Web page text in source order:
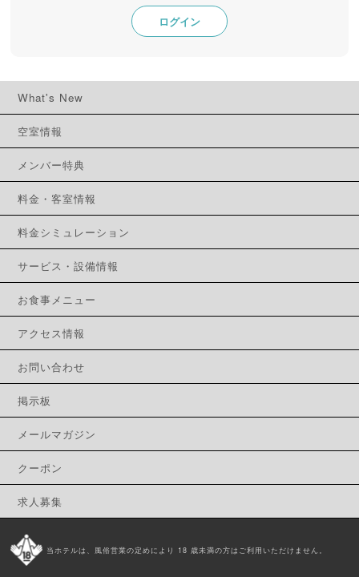
What's New
空室情報
メンバー特典
料金・客室情報
料金シミュレーション
サービス・設備情報
お食事メニュー
アクセス情報
お問い合わせ
掲示板
メールマガジン
クーポン
求人募集
当ホテルは、風俗営業の定めにより 18 歳未満の方はご利用いただけません。